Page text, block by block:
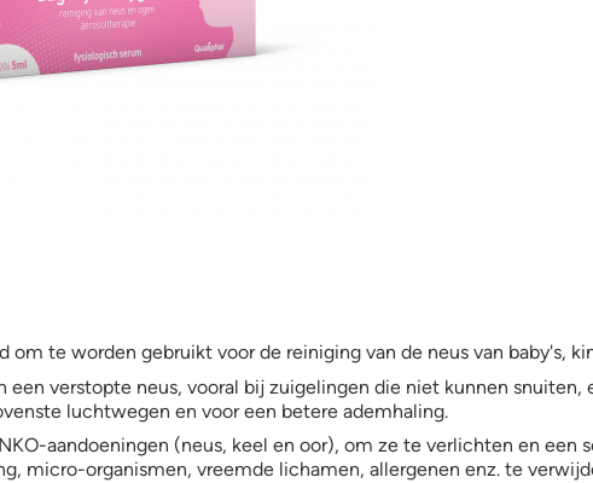
om te worden gebruikt voor de reiniging van de neus van baby's,
een verstopte neus, vooral bij zuigelingen die niet kunnen
luchtwegen en voor een betere ademhaling.
aandoeningen (neus, keel en oor), om ze te verlichten en
micro-organismen, vreemde lichamen, allergenen enz. te